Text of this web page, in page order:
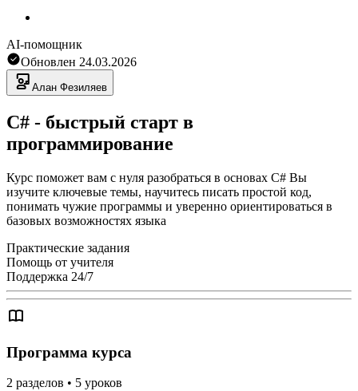
AI-помощник
Обновлен 24.03.2026
Алан Фезиляев
C# - быстрый старт в
программирование
Курс поможет вам с нуля разобраться в основах C# Вы
изучите ключевые темы, научитесь писать простой код,
понимать чужие программы и уверенно ориентироваться в
базовых возможностях языка
Практические задания
Помощь от учителя
Поддержка 24/7
Программа курса
2 разделов • 5 уроков